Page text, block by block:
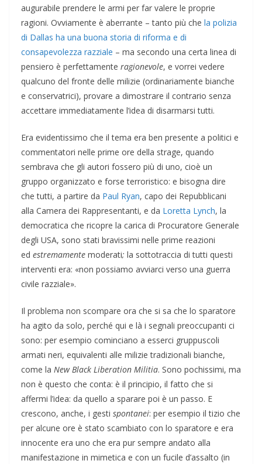
augurabile prendere le armi per far valere le proprie
ragioni. Ovviamente è aberrante – tanto più che la polizia
di Dallas ha una buona storia di riforma e di
consapevolezza razziale – ma secondo una certa linea di
pensiero è perfettamente ragionevole, e vorrei vedere
qualcuno del fronte delle milizie (ordinariamente bianche
e conservatrici), provare a dimostrare il contrario senza
accettare immediatamente l’idea di disarmarsi tutti.
Era evidentissimo che il tema era ben presente a politici e
commentatori nelle prime ore della strage, quando
sembrava che gli autori fossero più di uno, cioè un
gruppo organizzato e forse terroristico: e bisogna dire
che tutti, a partire da Paul Ryan, capo dei Repubblicani
alla Camera dei Rappresentanti, e da Loretta Lynch, la
democratica che ricopre la carica di Procuratore Generale
degli USA, sono stati bravissimi nelle prime reazioni
ed estremamente moderati; la sottotraccia di tutti questi
interventi era: «non possiamo avviarci verso una guerra
civile razziale».
Il problema non scompare ora che si sa che lo sparatore
ha agito da solo, perché qui e là i segnali preoccupanti ci
sono: per esempio cominciano a esserci gruppuscoli
armati neri, equivalenti alle milizie tradizionali bianche,
come la New Black Liberation Militia. Sono pochissimi, ma
non è questo che conta: è il principio, il fatto che si
affermi l’idea: da quello a sparare poi è un passo. E
crescono, anche, i gesti spontanei: per esempio il tizio che
per alcune ore è stato scambiato con lo sparatore e era
innocente era uno che era pur sempre andato alla
manifestazione in mimetica e con un fucile d’assalto (in